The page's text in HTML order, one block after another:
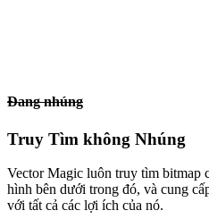
Đang nhúng
Truy Tìm không Nhúng
Vector Magic luôn truy tìm bitmap
hình bên dưới trong đó, và cung
với tất cả các lợi ích của nó.